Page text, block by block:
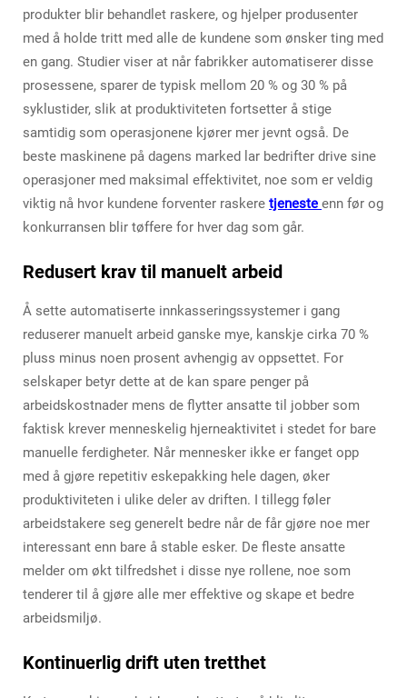
produkter blir behandlet raskere, og hjelper produsenter
med å holde tritt med alle de kundene som ønsker ting med
en gang. Studier viser at når fabrikker automatiserer disse
prosessene, sparer de typisk mellom 20 % og 30 % på
syklustider, slik at produktiviteten fortsetter å stige
samtidig som operasjonene kjører mer jevnt også. De
beste maskinene på dagens marked lar bedrifter drive sine
operasjoner med maksimal effektivitet, noe som er veldig
viktig nå hvor kundene forventer raskere tjeneste enn før og
konkurransen blir tøffere for hver dag som går.
Redusert krav til manuelt arbeid
Å sette automatiserte innkasseringssystemer i gang
reduserer manuelt arbeid ganske mye, kanskje cirka 70 %
pluss minus noen prosent avhengig av oppsettet. For
selskaper betyr dette at de kan spare penger på
arbeidskostnader mens de flytter ansatte til jobber som
faktisk krever menneskelig hjerneaktivitet i stedet for bare
manuelle ferdigheter. Når mennesker ikke er fanget opp
med å gjøre repetitiv eskepakking hele dagen, øker
produktiviteten i ulike deler av driften. I tillegg føler
arbeidstakere seg generelt bedre når de får gjøre noe mer
interessant enn bare å stable esker. De fleste ansatte
melder om økt tilfredshet i disse nye rollene, noe som
tenderer til å gjøre alle mer effektive og skape et bedre
arbeidsmiljø.
Kontinuerlig drift uten tretthet